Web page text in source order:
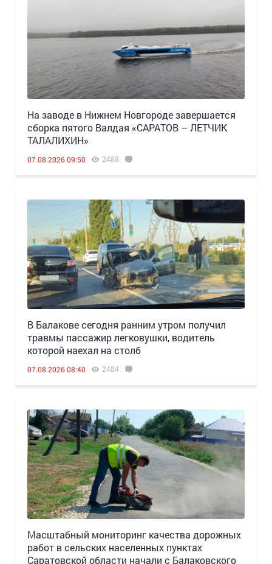
Н️а заводе в Нижнем Новгороде завершается
сборка пятого Валдая «САРАТОВ – ЛЕТЧИК
ТАЛАЛИХИН»
07.08.2026 09:50 2488
В Балакове сегодня ранним утром получил
травмы пассажир легковушки, водитель
которой наехал на столб
07.08.2026 08:40 2484
Масштабный мониторинг качества дорожных
работ в сельских населенных пунктах
Саратовской области начали с Балаковского